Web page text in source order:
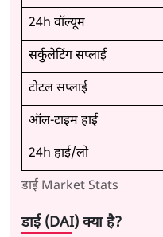
डाई Market Stats
24h वॉल्यूम
सर्कुलेटिंग सप्लाई
टोटल सप्लाई
ऑल-टाइम हाई
24h हाई/लो
डाई (DAI) क्या है?